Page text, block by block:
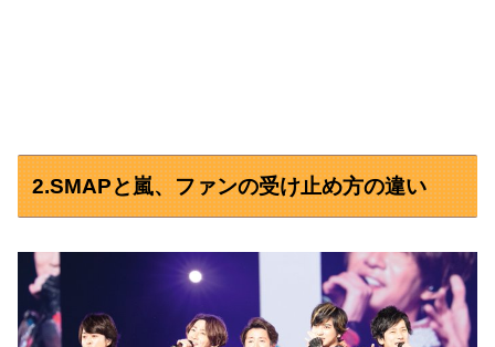
2.SMAPと嵐、ファンの受け止め方の違い